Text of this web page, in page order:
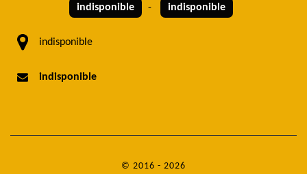
indisponible - indisponible
indisponible
indisponible
© 2016 - 2026